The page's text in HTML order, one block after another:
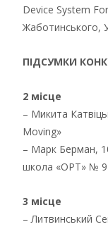
Device System
Жаботинського,
ПІДСУМКИ
2 місце
– Микита
Moving»
– Марк Берман,
школа «ОРТ» №
3 місце
– Литвинський